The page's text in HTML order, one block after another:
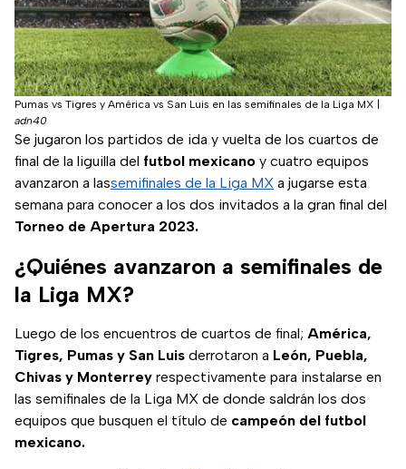
Pumas vs Tigres y América vs San Luis en las semifinales de la Liga MX
adn40
Se jugaron los partidos de ida y vuelta de los cuartos de
final de la liguilla del futbol mexicano y cuatro equipos
avanzaron a lassemifinales de la Liga MX a jugarse esta
semana para conocer a los dos invitados a la gran final del
Torneo de Apertura 2023.
¿Quiénes avanzaron a semifinales de
la Liga MX?
Luego de los encuentros de cuartos de final; América,
Tigres, Pumas y San Luis derrotaron a León, Puebla,
Chivas y Monterrey respectivamente para instalarse en
las semifinales de la Liga MX de donde saldrán los dos
equipos que busquen el título de campeón del futbol
mexicano.